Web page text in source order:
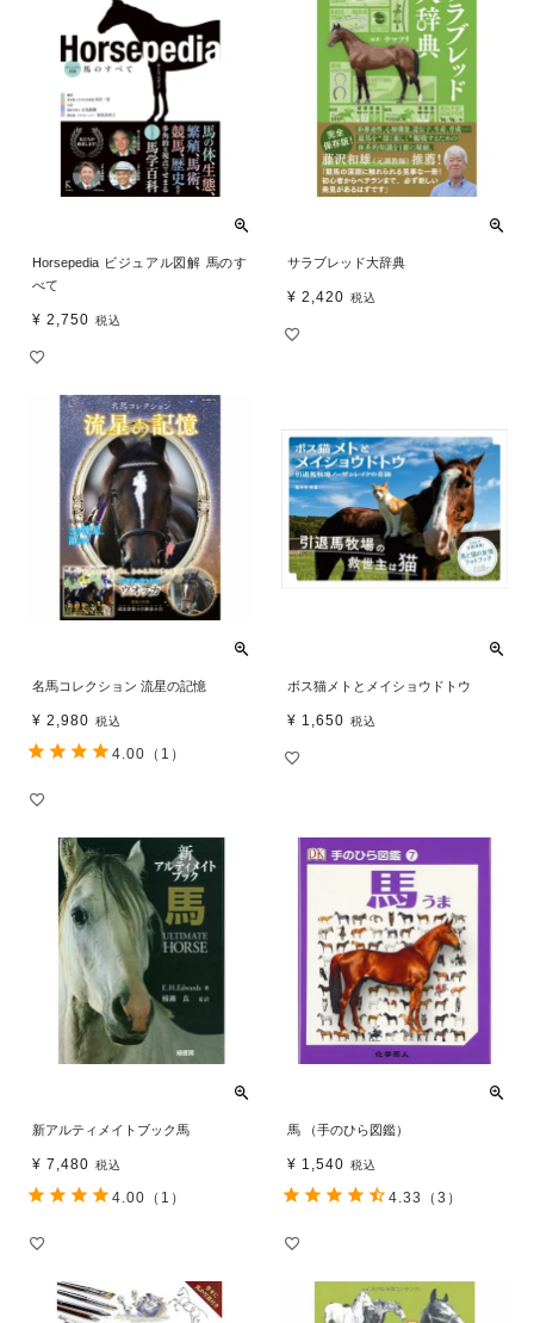
Horsepedia ビジュアル図解 馬のす
べて
¥ 2,750 税込
サラブレッド大辞典
¥ 2,420 税込
名馬コレクション 流星の記憶
¥ 2,980 税込
4.00 （1）
ボス猫メトとメイショウドトウ
¥ 1,650 税込
新アルティメイトブック馬
¥ 7,480 税込
4.00 （1）
馬 （手のひら図鑑）
¥ 1,540 税込
4.33 （3）